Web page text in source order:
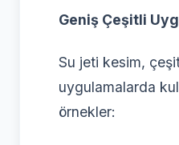
Geniş Çeşitli
Su jeti kesim,
uygulamalarda
örnekler: